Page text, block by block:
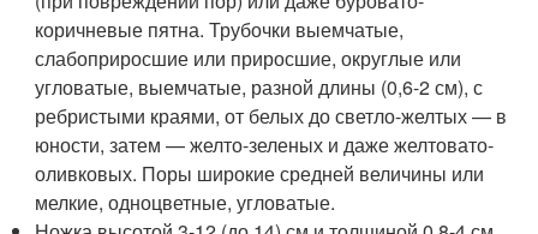
коричневые пятна. Трубочки выемчатые,
слабоприросшие или приросшие, округлые или
угловатые, выемчатые, разной длины (0,6-2 см), с
ребристыми краями, от белых до светло-желтых — в
юности, затем — желто-зеленых и даже желтовато-
оливковых. Поры широкие средней величины или
мелкие, одноцветные, угловатые.